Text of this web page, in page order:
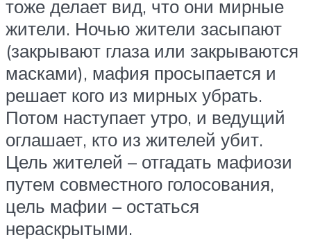
тоже делает вид, что они мирные
жители. Ночью жители засыпают
(закрывают глаза или закрываются
масками), мафия просыпается и
решает кого из мирных убрать.
Потом наступает утро, и ведущий
оглашает, кто из жителей убит.
Цель жителей – отгадать мафиози
путем совместного голосования,
цель мафии – остаться
нераскрытыми.